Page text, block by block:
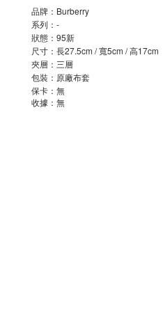
品牌：Burberry
系列：-
狀態：95新
尺寸：長27.5cm / 寬5cm / 高17cm
夾層：三層
包裝：原廠布套
保卡：無
收據：無